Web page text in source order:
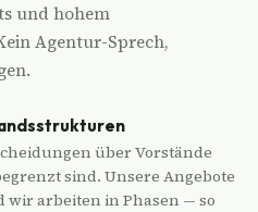
und hohem
Agentur-Sprech,
über Vorstände
sind. Unsere Angebote
arbeiten in Phasen — so